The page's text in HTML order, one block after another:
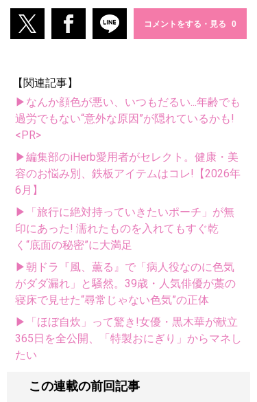
コメントをする・見る
【関連記事】
▶なんか顔色が悪い、いつもだるい...年齢でも
過労でもない“意外な原因”が隠れているかも!
<PR>
▶編集部のiHerb愛用者がセレクト。健康・美
容のお悩み別、鉄板アイテムはコレ!【2026年
6月】
▶「旅行に絶対持っていきたいポーチ」が無
印にあった! 濡れたものを入れてもすぐ乾
く“底面の秘密”に大満足
▶朝ドラ『風、薫る』で「病人役なのに色気
がダダ漏れ」と騒然。39歳・人気俳優が藁の
寝床で見せた“尋常じゃない色気”の正体
▶「ほぼ自炊」って驚き!女優・黒木華が献立
365日を全公開、「特製おにぎり」からマネし
たい
この連載の前回記事